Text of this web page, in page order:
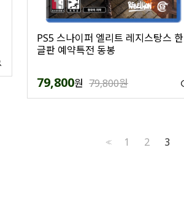
PS5 스나이퍼 엘리트 레지스탕스 한
글판 예약특전 동봉
79,800원 79,800원
<< 1 2 3